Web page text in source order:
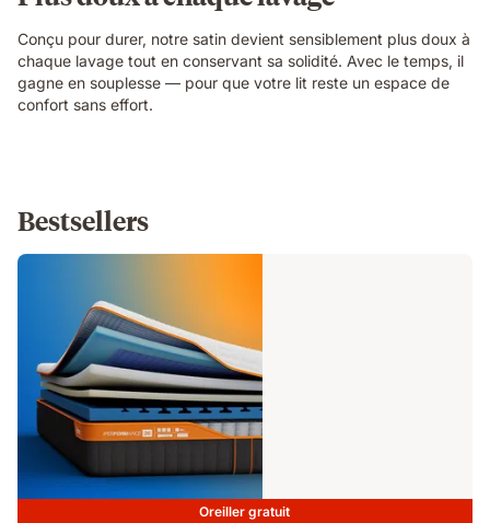
Conçu pour durer, notre satin devient sensiblement plus doux à
chaque lavage tout en conservant sa solidité. Avec le temps, il
gagne en souplesse — pour que votre lit reste un espace de
confort sans effort.
Bestsellers
Oreiller gratuit